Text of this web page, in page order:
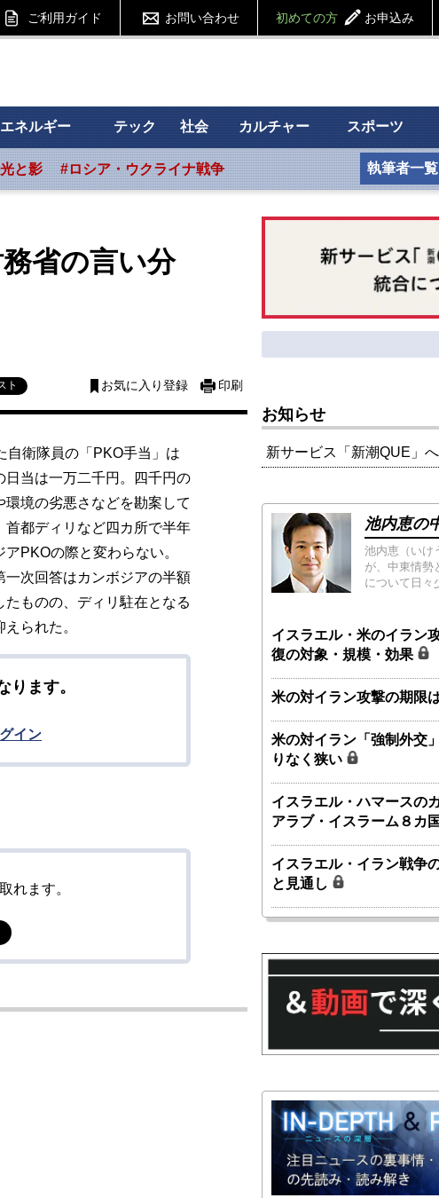
ご利用ガイド お問い合わせ 初めての方 お申込み
ネルギー テック 社会 カルチャー スポーツ
と影 #ロシア・ウクライナ戦争 執筆者一覧
省の言い分
ト お気に入り登録 印刷
衛隊員の「PKO手当」は
当は一万二千円。四千円の
境の劣悪さなどを勘案して
都ディリなど四カ所で半年
PKOの際と変わらない。
次回答はカンボジアの半額
ものの、ディリ駐在となる
られた。
ります。
イン
れます。
お知らせ
新サービス「新潮QUE」
池内恵の
池内恵（いけ
が、中東情勢
について日々
イスラエル・米のイラン
復の対象・規模・効果
米の対イラン攻撃の期限
米の対イラン「強制外交
りなく狭い
イスラエル・ハマースの
アラブ・イスラーム８カ
イスラエル・イラン戦争
と見通し